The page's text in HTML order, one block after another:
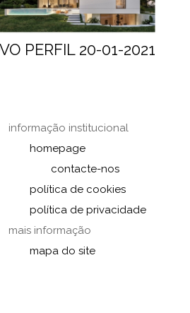
PERFIL 20-01-2021
informação institucional
homepage
contacte-nos
política de cookies
política de privacidade
mais informação
mapa do site